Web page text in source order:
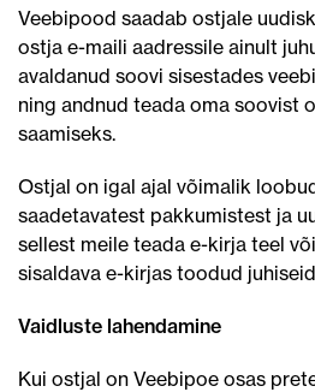
Veebipood saadab ostjale
ostja e-maili aadressile ainult
avaldanud soovi sisestades
ning andnud teada oma soovist
saamiseks.
Ostjal on igal ajal võimalik
saadetavatest pakkumistest ja
sellest meile teada e-kirja teel
sisaldava e-kirjas toodud
Vaidluste lahendamine
Kui ostjal on Veebipoe osas